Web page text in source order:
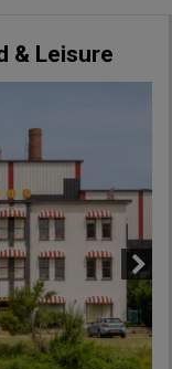
& Leisure
Next